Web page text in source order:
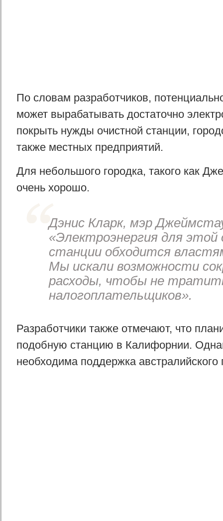
По словам разработчиков,
может вырабатывать достаточно
покрыть нужды очистной станции,
также местных предприятий.
Для небольшого городка, такого как
очень хорошо.
Дэнис Кларк, мэр
«Электроэнергия для этой
станции обходится
Мы искали возможности
расходы, чтобы не
налогоплательщиков».
Разработчики также отмечают, что
подобную станцию в Калифорнии.
необходима поддержка австралийского